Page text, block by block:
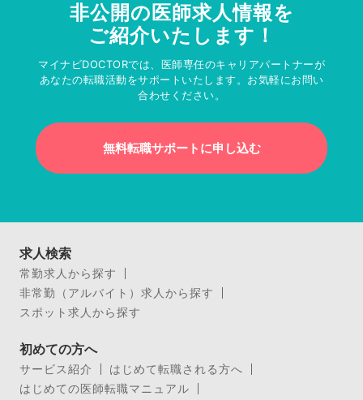
非公開の医師求人情報を
ご紹介いたします！
マイナビDOCTORでは、医師専任のキャリアパートナーが
あなたの転職活動をサポートいたします。お気軽にお問い
合わせください。
無料転職サポートに申し込む
求人検索
常勤求人から探す
非常勤（アルバイト）求人から探す
スポット求人から探す
初めての方へ
サービス紹介
はじめて転職される方へ
はじめての医師転職マニュアル